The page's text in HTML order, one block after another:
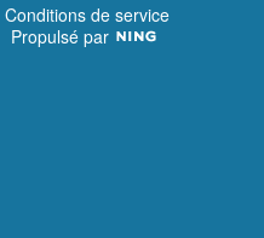
Conditions de service
Propulsé par